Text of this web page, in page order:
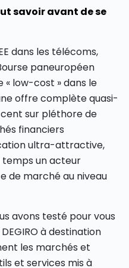
savoir avant de se
dans les télécoms,
paneuropéen
low-cost » dans le
offre complète quasi-
sur pléthore de
financiers
ultra-attractive,
temps un acteur
de marché au niveau
avons testé pour vous
à destination
les marchés et
et services mis à